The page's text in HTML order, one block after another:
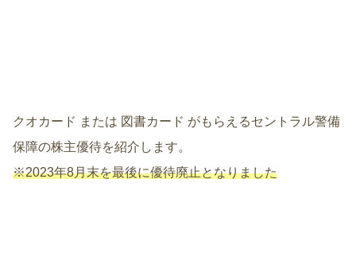
クオカード または 図書カード がもらえるセントラル警備
保障の株主優待を紹介します。
※2023年8月末を最後に優待廃止となりました